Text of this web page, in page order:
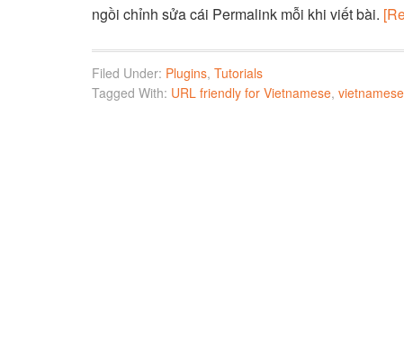
ngồi chỉnh sửa cái Permalink mỗi khi viết bài.
Filed Under: Plugins, Tutorials
Tagged With: URL friendly for Vietnamese, vietnamese